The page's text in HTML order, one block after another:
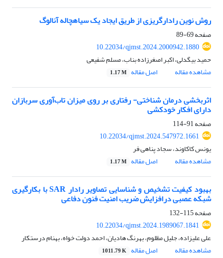
روش نوین رادارگریزی از طریق ایجاد یک سیاهچاله آنالوگ
صفحه69-89
10.22034/qjmst.2024.2000942.1880
حمید بیگدلی، اکبر اصغرزاده بناب، مسلم شفیعی
مشاهده مقاله
اصل مقاله 1.17 M
اثربخشی درمان شناختی- رفتاری بر روی میزان تاب‌آوری سربازان
دارای افکار خودکشی
صفحه91-114
10.22034/qjmst.2024.547972.1661
یونس کاکاوند، سجاد پناهی فر
مشاهده مقاله
اصل مقاله 1.17 M
بهبود کیفیت تشخیص و شناسایی تصاویر رادار SAR با بکارگیری
شبکه عصبی درافزایش ضریب امنیت فنون دفاعی
صفحه115-132
10.22034/qjmst.2024.1989067.1841
علی علیزاده، جلیل مظلوم، بهرنگ هادیان، احمد دولت خواه، بهنام درستکار
مشاهده مقاله
اصل مقاله 1011.79 K